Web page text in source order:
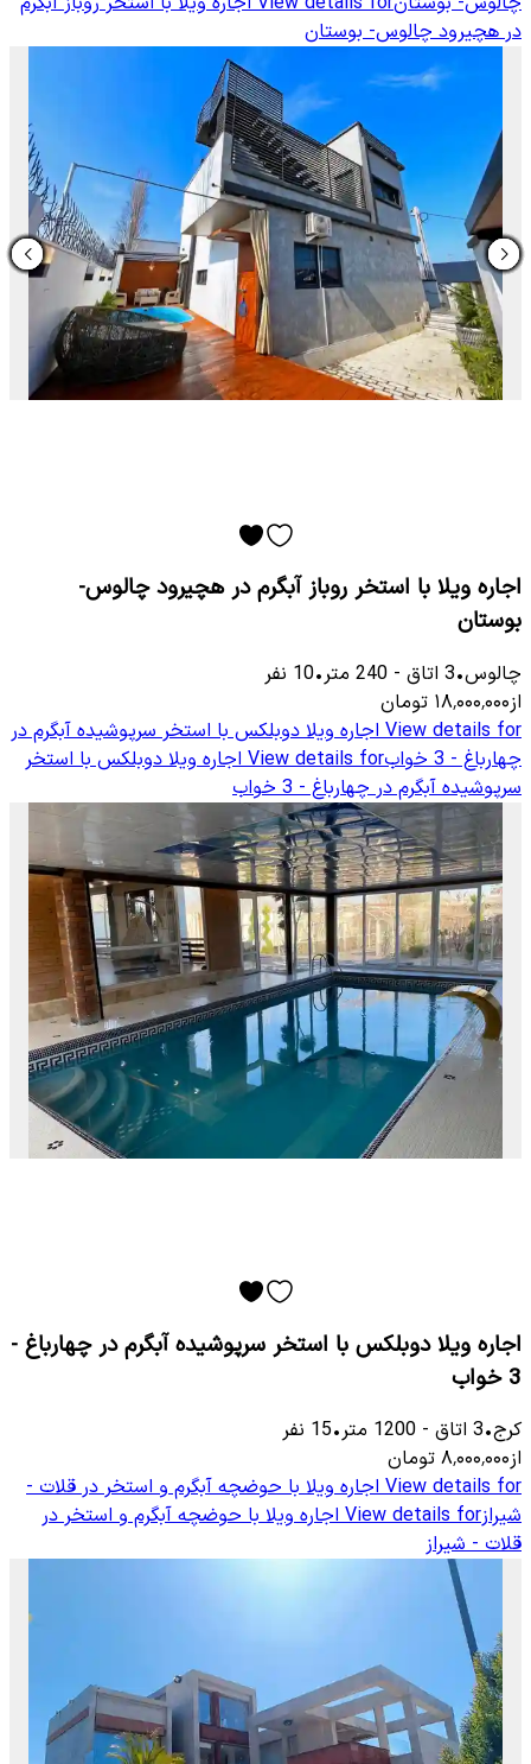
در هچیرود چالوس- بوستان
اجاره ویلا با استخر روباز آبگرم در هچیرود چالوس-
بوستان
چالوس•
3 اتاق -
240 متر•
10 نفر
از۱۸٬۰۰۰٬۰۰۰ تومان
View details for اجاره ویلا دوبلکس با استخر سرپوشیده آبگرم در
چهارباغ - 3 خواب
View details for اجاره ویلا دوبلکس با استخر
سرپوشیده آبگرم در چهارباغ - 3 خواب
اجاره ویلا دوبلکس با استخر سرپوشیده آبگرم در چهارباغ -
3 خواب
کرج•
3 اتاق -
1200 متر•
15 نفر
از۸٬۰۰۰٬۰۰۰ تومان
View details for اجاره ویلا با حوضچه آبگرم و استخر در قلات -
شیرازView details for اجاره ویلا با حوضچه آبگرم و استخر در
قلات - شیراز